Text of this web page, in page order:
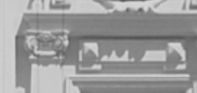
Informática
Matemática